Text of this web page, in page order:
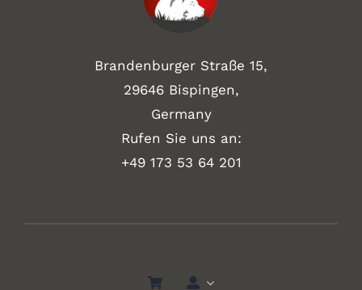
Brandenburger Straße 15,
29646 Bispingen,
Germany
Rufen Sie uns an:
+49 173 53 64 201